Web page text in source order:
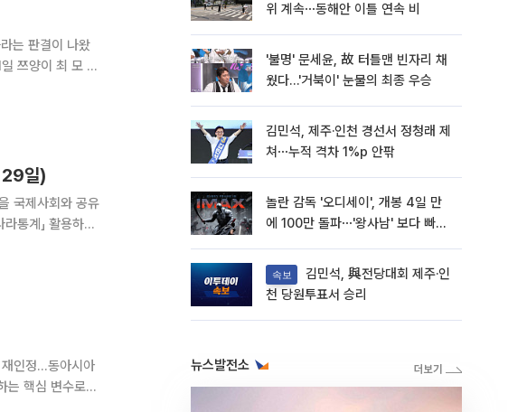
는 판결이 나왔
29일)
인정…동아시아
위 계속⋯동해안 이틀 연속 비
'불명' 문세윤, 故 터틀맨 빈자리 채
웠다…'거북이' 눈물의 최종 우승
김민석, 제주·인천 경선서 정청래 제
쳐⋯누적 격차 1%p 안팎
놀란 감독 '오디세이', 개봉 4일 만
에 100만 돌파⋯'왕사남' 보다 빠르
속보
천 당원투표서 승리
뉴스발전소